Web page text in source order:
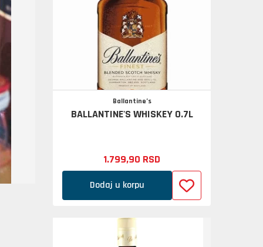
Ballantine’s
BALLANTINE'S WHISKEY 0.7L
1.799,90 RSD
Dodaj u korpu